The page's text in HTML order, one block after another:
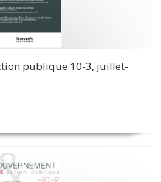
publique 10-3, juillet-